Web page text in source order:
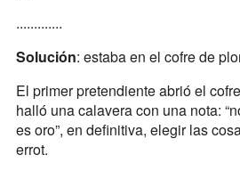
.............
Solución: estaba en el cofre de
El primer pretendiente abrió el
halló una calavera con una nota:
es oro”, en definitiva, elegir las
errot.